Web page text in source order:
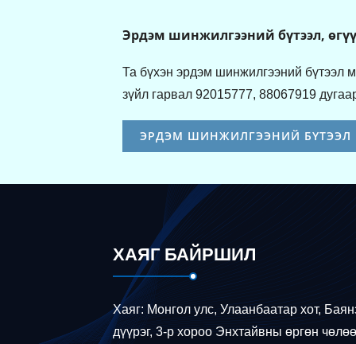
Эрдэм шинжилгээний бүтээл,
Та бүхэн эрдэм шинжилгээний бүтээл
зүйл гарвал 92015777, 88067919
ЭРДЭМ ШИНЖИЛГЭЭНИЙ БҮТЭЭЛ
ХАЯГ БАЙРШИЛ
Хаяг: Монгол улс, Улаанбаатар хот,
дүүрэг, 3-р хороо Энхтайвны өргөн